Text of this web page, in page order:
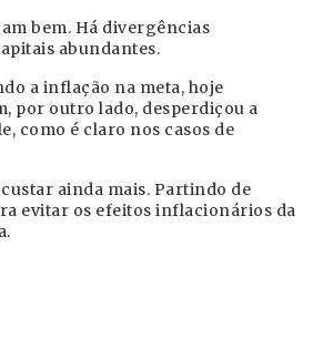
bem. Há divergências
abundantes.
a inflação na meta, hoje
por outro lado, desperdiçou a
como é claro nos casos de
ainda mais. Partindo de
evitar os efeitos inflacionários da